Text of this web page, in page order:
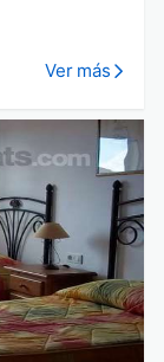
Ver más